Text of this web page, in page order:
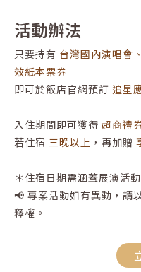
活動辦法
只要持有 台灣國內演唱會
效紙本票券
即可於飯店官網預訂 追星
入住期間即可獲得 超商禮
若住宿 三晚以上 ，再加贈
＊住宿日期需涵蓋展演活
📢 專案活動如有異動，請
釋權。